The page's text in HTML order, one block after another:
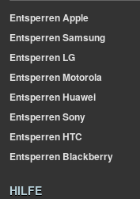
Entsperren Apple
Entsperren Samsung
Entsperren LG
Entsperren Motorola
Entsperren Huawei
Entsperren Sony
Entsperren HTC
Entsperren Blackberry
HILFE